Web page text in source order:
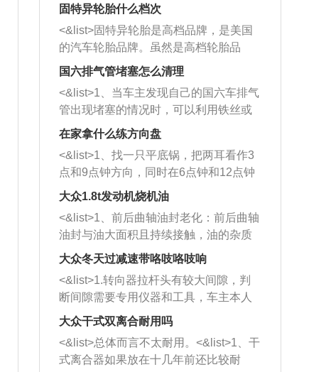
固特异轮胎什么档次
<&list>固特异轮胎是高档品牌，是美国
的汽车轮胎品牌。虽然是高档轮胎品
牌，但是中高低端的轮胎都有生产，这
也是为了更好的开拓市场。
国六排气管堵塞怎么清理
<&list>1、当车主发现自己的国六车排气
管出现堵塞的情况时，可以利用铁丝或
者是细棍，直接将杂物给取出来，如果
堵塞情况比较严重，也可以采取应急措
施。 <&list>2、直接利用木棍将所有的
杂物推到排气管里面的位置处，然后将
三元催化器拆解开，就可以将堵塞的东
西取出来。但如果是因为积碳过多引起
的堵塞，就需要将三元催化器泡在草酸
洗剂对堵塞的情况得到解决，将清洗剂
放在燃油箱中，与燃油混合后，车辆启
动时，就可以和汽油一起进入到燃烧
室，最后形成废气排出，就可以让三元
催化器得到清洗，排气管堵塞的情况就
能够得到解决。
在家拿什么练方向盘
<&list>1、找一只平底锅，把两耳看作3
点和9点钟方向，同时在6点钟和12点钟
方向做一个标记。 <&list>2、双手握住
一圈半的练习，往右同样也要打相同的
圈数。 <&list>3、最后强调要反复练
习，这样就可以形成肌肉记忆，在真实
驾驶车辆时，不需要记忆也能打好方
向。
大众1.8t发动机烧机油
<&list>1、前后曲轴油封老化：前后曲轴
油封与油大面积且持续接触，油的杂质
和发动机内持续温度变化使其密封效果
逐渐减弱，导致渗油或漏油。<&list>2、
活塞间隙过大：积碳会使活塞环与缸体
的间隙扩大，导致机油流入燃烧室中，
造成烧机油。<&list>3、机油粘度。使用
机油粘度过小的话，同样会有烧机油现
象，机油粘度过小具有很好的流动性，
大众冬天过减速带咯吱咯吱响
<&list>1.转向器拉杆头有较大间隙，判
断间隙需要专用仪器和工具，车主本人
无法制作，需要将车辆送到修理厂或4s
店；<&list>2.车辆半轴套管防尘罩破
裂，破裂后会出现漏油现象，使半轴磨
损严重，磨损的半轴容易损坏，产生异
大众干式双离合耐用吗
<&list>总体而言不太耐用。<&list>1、干
式离合器如果放在十几年前还比较耐